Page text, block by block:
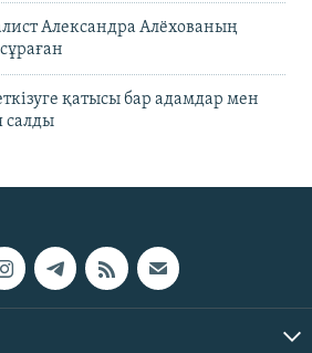
Александра Алёхованың
қатысы бар адамдар мен
салды